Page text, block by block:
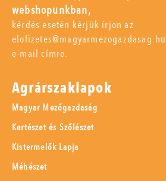
webshopunkban,
kérdés esetén kérjük írjon az
elofizetes@magyarmezogazdasag.hu
e-mail címre.
Agrárszaklapok
Magyar Mezőgazdaság
Kertészet és Szőlészet
Kistermelők Lapja
Méhészet